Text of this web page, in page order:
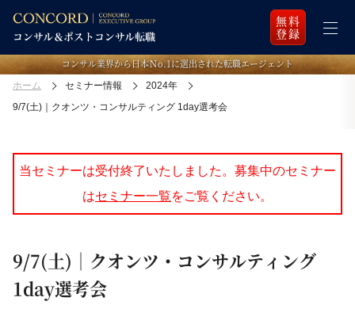
無料
登録
コンサル業界から日本Ｎo.1に選出された転職エージェント
ホーム セミナー情報
2024年
9/7(土)｜クオンツ・コンサルティング 1day選考会
当セミナーは受付終了いたしました。募集中のセミナー
はセミナー一覧をご覧ください。
9/7(土)｜クオンツ・コンサルティング
1day選考会